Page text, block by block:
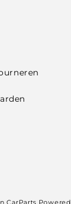
CarParts